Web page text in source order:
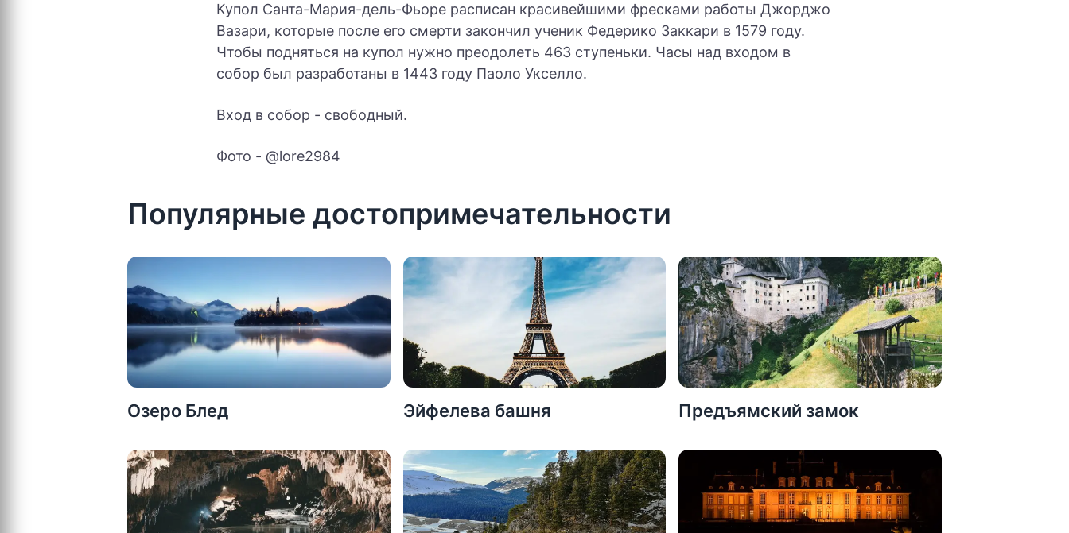
Купол Санта-Мария-дель-Фьоре расписан красивейшими фресками работы Джорджо
Вазари, которые после его смерти закончил ученик Федерико Заккари в 1579 году.
Чтобы подняться на купол нужно преодолеть 463 ступеньки. Часы над входом в
собор был разработаны в 1443 году Паоло Укселло.
Вход в собор - свободный.
Фото - @lore2984
Популярные достопримечательности
Озеро Блед Эйфелева башня Предъямский замок